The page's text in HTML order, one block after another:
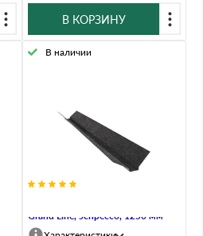
В КОРЗИНУ
Grand Line, эспрессо, 1250 мм
В наличии